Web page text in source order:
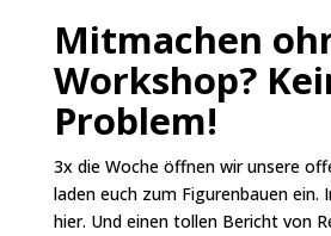
Mitmachen
Workshop?
Problem!
3x die Woche öffnen wir unsere
laden euch zum Figurenbauen ein.
hier. Und einen tollen Bericht von